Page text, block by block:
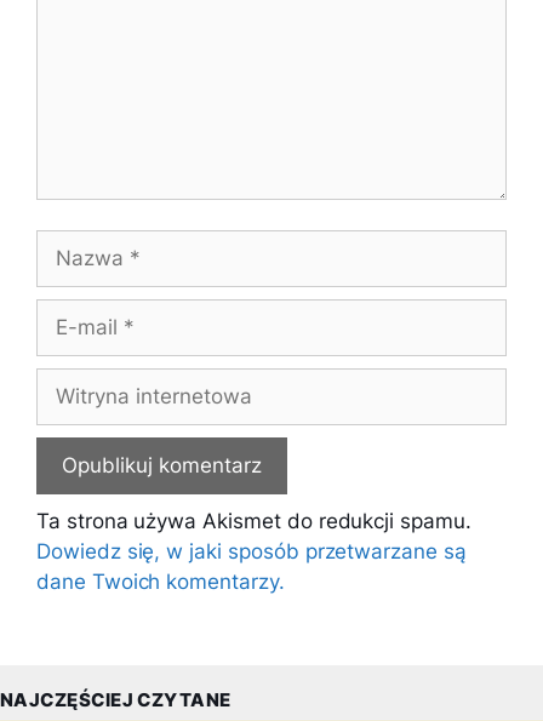
Nazwa
Witryna
internetowa
Ta strona używa Akismet do redukcji spamu.
Dowiedz się, w jaki sposób przetwarzane są
dane Twoich komentarzy.
NAJCZĘŚCIEJ CZYTANE